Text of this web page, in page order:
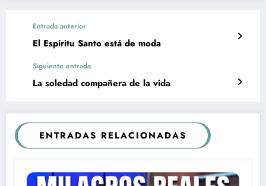
Entrada anterior
El Espíritu Santo está de moda
Siguiente entrada
La soledad compañera de la vida
ENTRADAS RELACIONADAS